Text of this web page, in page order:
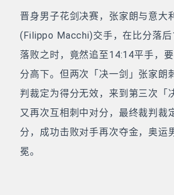
晋身男子花剑决赛，张家朗与意大
(Filippo Macchi)交手，在比分落
落败之时，竟然追至14:14平手，要
分高下。但两次「决一剑」张家朗
判裁定为得分无效，来到第三次「
又再次互相刺中对分，最终裁判裁
分，成功击败对手再次夺金，奥运
冕。